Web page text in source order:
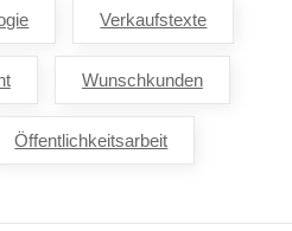
Verkaufstexte
Wunschkunden
Öffentlichkeitsarbeit